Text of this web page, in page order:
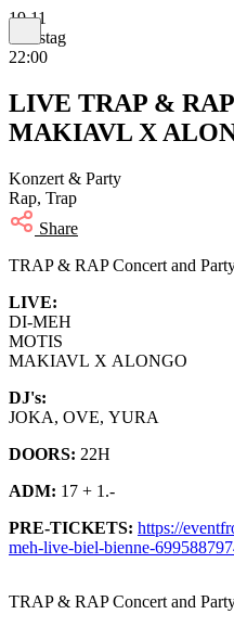
19.11
Samstag
22:00
LIVE TRAP &
MAKIAVL X
Konzert & Party
Rap, Trap
Share
TRAP & RAP Concert and
LIVE:
DI-MEH
MOTIS
MAKIAVL X ALONGO
DJ's:
JOKA, OVE, YURA
DOORS: 22H
ADM: 17 + 1.-
PRE-TICKETS: https://
meh-live-biel-bienne-
TRAP & RAP Concert and